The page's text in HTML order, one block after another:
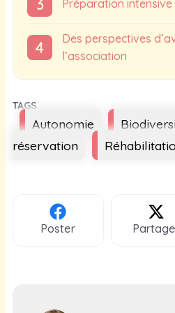
Préparation
Des perspectives
l’association
Autonomie
réservation
Poster